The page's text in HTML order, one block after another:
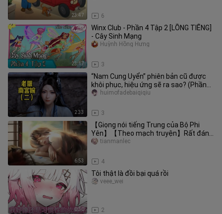
23:47 6
23:17
Winx Club - Phần 4 Tập 2 [LỒNG TIẾNG]
- Cây Sinh Mạng
3
Huỳnh Hồng Hưng
2:33
“Nam Cung Uyển” phiên bản cũ được
khôi phục, hiệu ứng sẽ ra sao? (Phần
2)
3
huimofadebaiqiqiu
6:53
【Giọng nói tiếng Trung của Bộ Phi
Yên】【Theo mạch truyện】Rất đáng
xem! Người mẹ nuôi cảnh sát một mìn
4
tianmanlec
0:30
Tôi thật là đồi bại quá rồi
2
veee_wei